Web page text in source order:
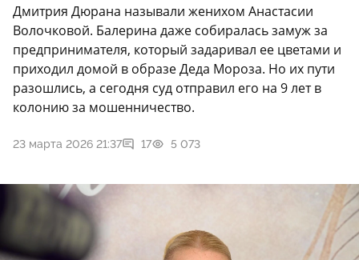
Дмитрия Дюрана называли женихом Анастасии
Волочковой. Балерина даже собиралась замуж за
предпринимателя, который задаривал ее цветами и
приходил домой в образе Деда Мороза. Но их пути
разошлись, а сегодня суд отправил его на 9 лет в
колонию за мошенничество.
23 марта 2026 21:37 17 5 073